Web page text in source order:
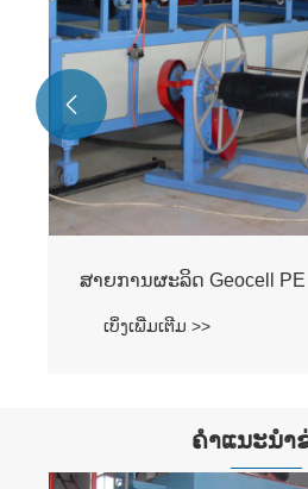
ສາຍການຜະລິດ Geocell PE
ເບິ່ງເພີ່ມເຕີມ >>

ຄໍາແນະນໍາ